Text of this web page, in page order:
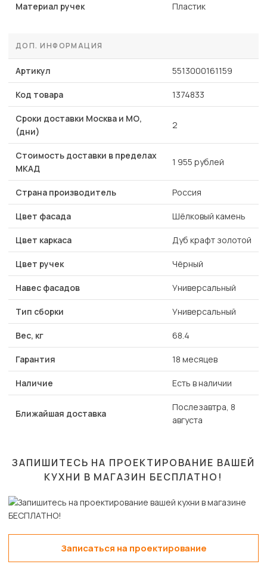
Материал ручек Пластик
ДОП. ИНФОРМАЦИЯ
Артикул 5513000161159
Код товара 1374833
Сроки доставки Москва и МО,
(дни)
2
Стоимость доставки в пределах
МКАД
1 955 рублей
Страна производитель Россия
Цвет фасада Шёлковый камень
Цвет каркаса Дуб крафт золотой
Цвет ручек Чёрный
Навес фасадов Универсальный
Тип сборки Универсальный
Вес, кг 68.4
Гарантия 18 месяцев
Наличие Есть в наличии
Ближайшая доставка
Послезавтра, 8
августа
ЗАПИШИТЕСЬ НА ПРОЕКТИРОВАНИЕ ВАШЕЙ
КУХНИ В МАГАЗИН БЕСПЛАТНО!
Записаться на проектирование